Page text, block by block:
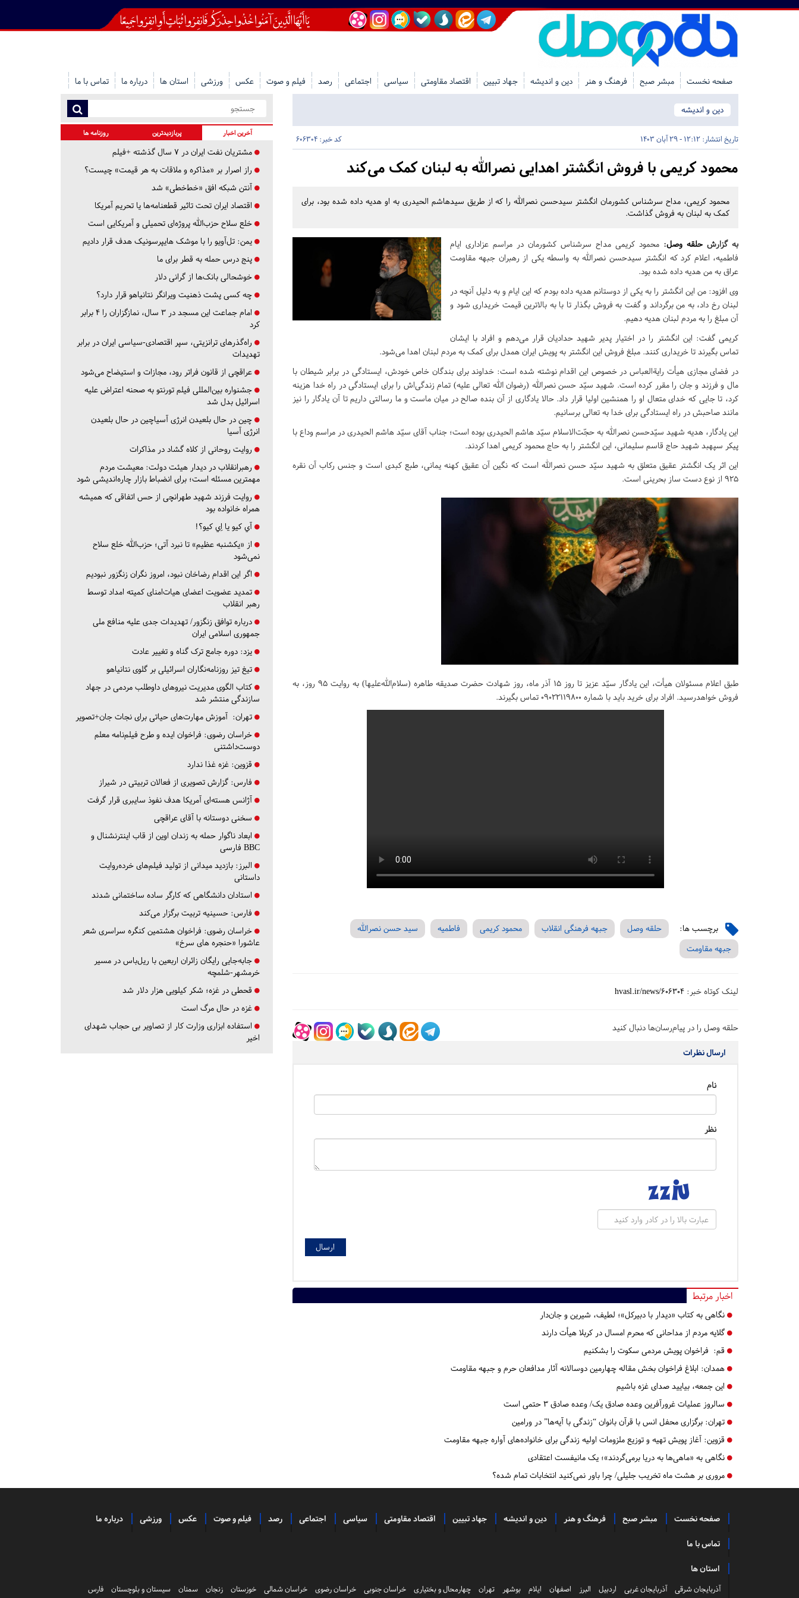
صفحه نخست مبشر صبح فرهنگ و هنر دین و اندیشه جهاد تبیین اقتصاد مقاومتی سیاسی اجتماعی رصد فیلم و صوت عکس ورزشی استان ها درباره ما تماس با ما
دین و اندیشه
تاریخ انتشار: 12:12 - 29 آبان 1403 کد خبر: 606304
محمود کریمی با فروش انگشتر اهدایی نصرالله به لبنان کمک می‌کند
محمود کریمی، مداح سرشناس کشورمان انگشتر سیدحسن نصرالله را که از طریق سیدهاشم الحیدری به او هدیه داده شده بود، برای
کمک به لبنان به فروش گذاشت.
به گزارشحلقه وصل: محمود کریمی مداح سرشناس کشورمان در مراسم عزاداری ایام
فاطمیه، اعلام کرد که انگشتر سیدحسن نصرالله به واسطه یکی از رهبران جبهه مقاومت
عراق به من هدیه داده شده بود.
وی افزود: من این انگشتر را به یکی از دوستانم هدیه داده بودم که این ایام و به دلیل آنچه در
لبنان رخ داد، به من برگرداند و گفت به فروش بگذار تا با به بالاترین قیمت خریداری شود و
آن مبلغ را به مردم لبنان هدیه دهیم.
کریمی گفت: این انگشتر را در اختیار پدیر شهید حدادیان قرار می‌دهم و افراد با ایشان
تماس بگیرند تا خریداری کنند. مبلغ فروش این انگشتر به پویش ایران همدل برای کمک به مردم لبنان اهدا می‌شود.
در فضای مجازی هیأت رایةالعباس در خصوص این اقدام نوشته شده است: خداوند برای بندگان خاص خودش، ایستادگی در برابر شیطان با
مال و فرزند و جان را مقرر کرده است. شهید سیّد حسن نصرالله (رضوان الله تعالی علیه) تمام زندگی‌اش را برای ایستادگی در راه خدا هزینه
کرد، تا جایی که خدای متعال او را همنشین اولیا قرار داد. حالا یادگاری از آن بنده‌ صالح در میان ماست و ما رسالتی داریم تا آن یادگار را نیز
مانند صاحبش در راه ایستادگی برای خدا به تعالی برسانیم.
این یادگار، هدیه‌ شهید سیّدحسن نصرالله به حجّت‌الاسلام سیّد هاشم الحیدری بوده است؛ جناب آقای سیّد هاشم الحیدری در مراسم وداع با
پیکر سپهبد شهید حاج قاسم سلیمانی، این انگشتر را به حاج محمود کریمی اهدا کردند.
این اثر یک انگشتر عقیق متعلق به شهید سیّد حسن نصرالله است که نگین آن عقیق کهنه یمانی، طبع کبدی است و جنس رکاب آن نقره
۹۲۵ از نوع دست ساز بحرینی است.
طبق اعلام مسئولان هیأت، این یادگار سیّد عزیز تا روز ۱۵ آذر ماه، روز شهادت حضرت صدیقه طاهره (سلام‌الله‌علیها) به روایت ۹۵ روز، به‌
فروش خواهدرسید. افراد برای خرید باید با شماره ۰۹۰۲۲۱۱۹۸۰۰ تماس بگیرند.
برچسب ها: حلقه وصل جبهه فرهنگی انقلاب محمود کریمی فاطمیه
سید حسن نصرالله
جبهه مقاومت
لینک کوتاه خبر: hvasl.ir/news/606304
حلقه وصل را در پیام‌رسان‌ها دنبال کنید
ارسال نظرات
نام
نظر
اخبار مرتبط
نگاهی به کتاب «دیدار با دبیرکل»؛ لطیف، شیرین و جان‌دار
گلایه مردم از مداحانی که محرم امسال در کربلا هیأت دارند
قم: فراخوان پویش مردمی سکوت را بشکنیم
همدان: ابلاغ فراخوان بخش مقاله چهارمین دوسالانه آثار مدافعان حرم و جبهه مقاومت
این جمعه، بیایید صدای غزه باشیم
سالروز عملیات غرورآفرین وعده صادق یک/ وعده صادق ۳ حتمی است
تهران: برگزاری محفل انس با قرآن بانوان “زندگی با آیه‌ها” در ورامین
قزوین: آغاز پویش تهیه و توزیع ملزومات اولیه زندگی برای خانواده‌های آواره جبهه مقاومت
نگاهی به «ماهی‌ها به دریا برمی‌گردند»؛ یک مانیفست اعتقادی
مروری بر هشت ماه تخریب جلیلی/ چرا باور نمی‌کنید انتخابات تمام شده؟
آخرین اخبار پربازدیدترین روزنامه ها
مشتریان نفت ایران در ۷ سال گذشته +فیلم
راز اصرار بر «مذاکره و ملاقات به هر قیمت» چیست؟
آنتن شبکه افق «خط‌خطی» شد
اقتصاد ایران تحت تاثیر قطعنامه‌ها یا تحریم‌ آمریکا
خلع سلاح حزب‌الله پروژه‌ای تحمیلی و آمریکایی است
یمن: تل‌آویو را با موشک هایپرسونیک هدف قرار دادیم
پنج درس‌ حمله به قطر برای ما
خوشحالی بانک‌ها از گرانی دلار
چه کسی پشت ذهنیت ویرانگر نتانیاهو قرار دارد؟
امام جماعت این مسجد در ۳ سال، نمازگزاران را ۴ برابر
کرد
راه‌گذرهای ترانزیتی، سپر اقتصادی-سیاسی ایران در برابر
تهدیدات
عراقچی از قانون فراتر رود، مجازات و استیضاح می‌شود
جشنواره بین‌المللی فیلم تورنتو به صحنه اعتراض علیه
اسرائیل بدل شد
چین در حال بلعیدن انرژی آسیاچین در حال بلعیدن
انرژی آسیا
روایت روحانی از کلاه گشاد در مذاکرات
رهبرانقلاب در دیدار هیئت دولت: معیشت مردم
مهمترین مسئله است؛ برای انضباط بازار چاره‌اندیشی شود
روایت فرزند شهید طهرانچی از حس اتفاقی که همیشه
همراه خانواده بود
آي كيو يا اِي كيو؟!
از «یکشنبه عظیم» تا نبرد آتی؛ حزب‌الله خلع سلاح
نمی‌شود
اگر این اقدام رضاخان نبود، امروز نگران زنگزور نبودیم
تمدید عضویت اعضای هیات‌امنای کمیته امداد توسط
رهبر انقلاب
درباره توافق زنگزور/ تهدیدات جدی علیه منافع ملی
جمهوری اسلامی ایران
یزد: دوره جامع ترک گناه و تغییر عادت
تیغ تیز روزنامه‌نگاران اسرائیلی بر گلوی نتانیاهو
کتاب الگوی مدیریت نیروهای داوطلب مردمی در جهاد
سازندگی منتشر شد
تهران: آموزش مهارت‌های حیاتی برای نجات جان+تصویر
خراسان رضوی: فراخوان ایده و طرح فیلم‌نامه معلم
دوست‌داشتنی
قزوین: غزه غذا ندارد
فارس: گزارش تصویری از فعالان تربیتی در شیراز
آژانس هسته‌ای آمریکا هدف نفوذ سایبری قرار گرفت
سخنی دوستانه با آقای عراقچی
ابعاد ناگوار حمله به زندان اوین از قاب اینترنشنال و
BBC فارسی
البرز: بازدید میدانی از تولید فیلم‌های خرده‌روایت
داستانی
استادان دانشگاهی که کارگر ساده ساختمانی شدند
فارس: حسینیه تربیت برگزار می‌کند
خراسان رضوی: فراخوان هشتمین کنگره سراسری شعر
عاشورا «حنجره های سرخ»
جابه‌جایی رایگان زائران اربعین با ریل‌باس در مسیر
خرمشهر-شلمچه
قحطی در غزه؛ شکر کیلویی هزار دلار شد
غزه در حال مرگ است
استفاده ابزاری وزارت کار از تصاویر بی حجاب شهدای
اخیر
صفحه نخست مبشر صبح فرهنگ و هنر دین و اندیشه جهاد تبیین اقتصاد مقاومتی سیاسی اجتماعی رصد فیلم و صوت عکس ورزشی درباره ما
تماس با ما
استان ها
آذربایجان شرقی آذربایجان غربی اردبیل البرز اصفهان ایلام بوشهر تهران چهارمحال و بختیاری خراسان جنوبی خراسان رضوی خراسان شمالی خوزستان زنجان سمنان سیستان و بلوچستان فارس